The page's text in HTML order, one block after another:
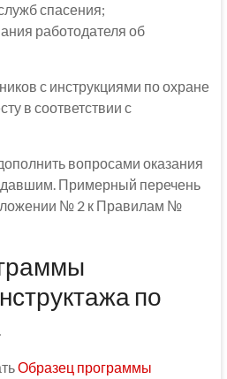
спасения;
работодателя об
с инструкциями по охране
в соответствии с
вопросами оказания
Примерный перечень
№ 2 к Правилам №
по
Образец программы